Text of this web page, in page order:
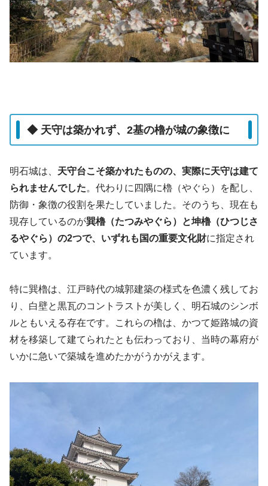
◆ 天守は築かれず、2基の櫓が城の象徴に
明石城は、 天守台こそ築かれたものの、実際に天守は建て
られませんでした。代わりに四隅に櫓（やぐら）を配し、
防御・象徴の役割を果たしていました。そのうち、現在も
現存しているのが巽櫓（たつみやぐら）と坤櫓（ひつじさ
るやぐら）の2つで、いずれも国の重要文化財に指定され
ています。
特に巽櫓は、江戸時代の城郭建築の様式を色濃く残してお
り、白壁と黒瓦のコントラストが美しく、明石城のシンボ
ルともいえる存在です。これらの櫓は、かつて姫路城の資
材を移築して建てられたとも伝わっており、当時の幕府が
いかに急いで築城を進めたかがうかがえます。